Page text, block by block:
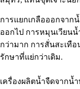
การแยกเกลือออกจาก
ออกไป การหมุนเวียน
กว่ามาก การสั่นสะเทื
รักษาที่แย่กว่าเดิม.
เครื่องผลิตน้ำจืดจากน้